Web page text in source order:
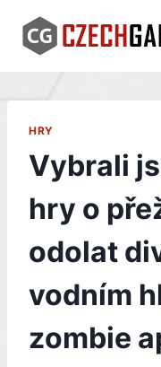
content
HRY
Vybrali
hry o
odolat
vodním
zombie